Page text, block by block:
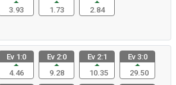
3.93
1.73
2.84
Ev 1:0
4.46
Ev 2:0
9.28
Ev 2:1
10.35
Ev 3:0
29.50